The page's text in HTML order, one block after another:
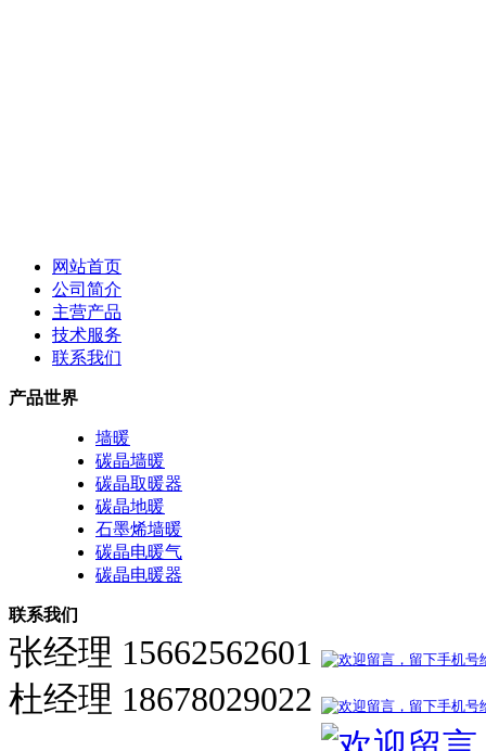
网站首页
公司简介
主营产品
技术服务
联系我们
产品世界
墙暖
碳晶墙暖
碳晶取暖器
碳晶地暖
石墨烯墙暖
碳晶电暖气
碳晶电暖器
联系我们
张经理 15662562601
杜经理 18678029022